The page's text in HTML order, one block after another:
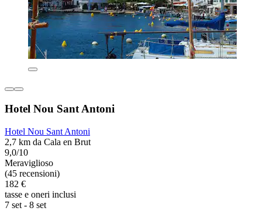
Hotel Nou Sant Antoni
Hotel Nou Sant Antoni
2,7 km da Cala en Brut
9,0/10
Meraviglioso
(45 recensioni)
182 €
tasse e oneri inclusi
7 set - 8 set